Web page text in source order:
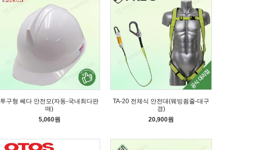
투구형 쎄다 안전모(자동-국내최다판
매)
5,060원
TA-20 전체식 안전대(웨빙죔줄-대구
경)
20,900원